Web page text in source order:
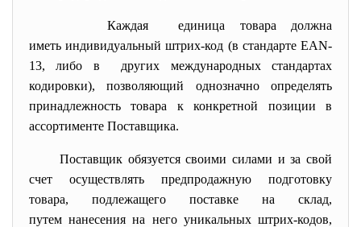
Каждая единица товара должна
иметь индивидуальный штрих-код (в стандарте EAN-
13, либо в других международных стандартах
кодировки), позволяющий однозначно определять
принадлежность товара к конкретной позиции в
ассортименте Поставщика.
Поставщик обязуется своими силами и за свой
счет осуществлять предпродажную подготовку
товара, подлежащего поставке на склад,
путем нанесения на него уникальных штрих-кодов,